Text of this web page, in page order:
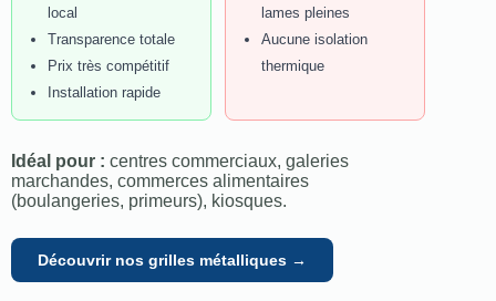
local
Transparence totale
Prix très compétitif
Installation rapide
lames pleines
Aucune isolation
thermique
Idéal pour : centres commerciaux, galeries
marchandes, commerces alimentaires
(boulangeries, primeurs), kiosques.
Découvrir nos grilles métalliques →